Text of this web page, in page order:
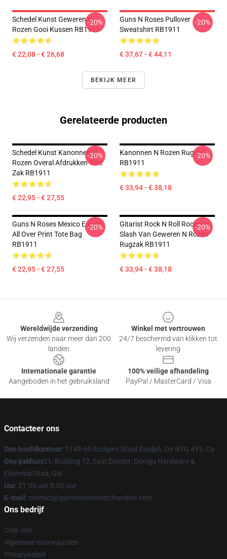
Schedel Kunst Geweren N
Rozen Gooi Kussen RB1911
€ 22,08 - € 26,68
-20%
Guns N Roses Pullover
Sweatshirt RB1911
€ 37,67 - € 44,11
-20%
BEKIJK MEER
Gerelateerde producten
Schedel Kunst Kanonnen N
Rozen Overal Afdrukken Tote
Zak RB1911
€ 22,95 - € 27,55
-20%
Kanonnen N Rozen Rugzak
RB1911
€ 33,94 - € 38,18
-20%
Guns N Roses Mexico Edition
All Over Print Tote Bag
RB1911
€ 22,95 - € 27,55
-20%
Gitarist Rock N Roll Rockstar
Slash Van Geweren N Rozen
Rugzak RB1911
€ 33,94 - € 38,18
-20%
Wereldwijde verzending
Wij verzenden naar meer dan 200
landen
Winkel met vertrouwen
24/7 beschermd van klikken tot
levering
Internationale garantie
Aangeboden in het gebruiksland
100% veilige afhandeling
PayPal / MasterCard / Visa
Contacteer ons
Ons hoofdkantoor: 1149-66 Rodgers Road Guelph, On N1G 4Y5, Ca
Ons pakhuis21, Building 12, East District, Dongju Hardware &
Electrical Stad, GN
Uur: 21.00 uur 5.00 uur
E-mail : contact@gunsnrosesmerchandise.com
Ons bedrijf
Over ons
Algemene voorwaarden
Privacybeleid